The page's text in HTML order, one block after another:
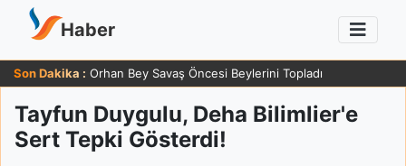
Haber
Son Dakika : Orhan Bey Savaş Öncesi Beylerini Topladı
Tayfun Duygulu, Deha Bilimlier'e
Sert Tepki Gösterdi!